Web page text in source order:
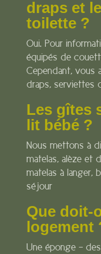
draps et
toilette ?
Oui. Pour
équipés de
Cependant, vous
draps, serviettes
Les gîtes
lit bébé ?
Nous mettons à
matelas, alèze et
matelas à langer,
séjour
Que doit-
logement
Une éponge –